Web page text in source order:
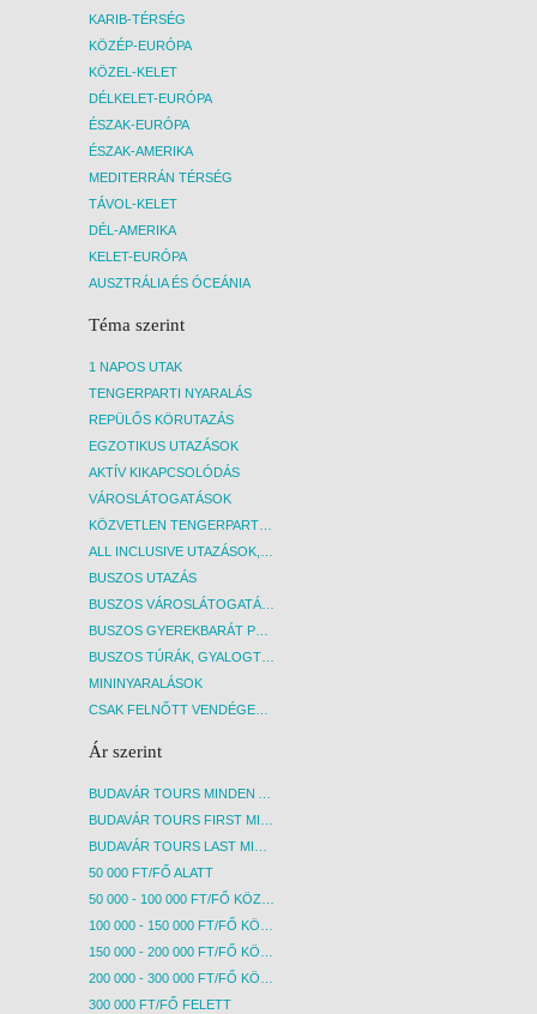
KARIB-TÉRSÉG
KÖZÉP-EURÓPA
KÖZEL-KELET
DÉLKELET-EURÓPA
ÉSZAK-EURÓPA
ÉSZAK-AMERIKA
MEDITERRÁN TÉRSÉG
TÁVOL-KELET
DÉL-AMERIKA
KELET-EURÓPA
AUSZTRÁLIA ÉS ÓCEÁNIA
Téma szerint
1 NAPOS UTAK
TENGERPARTI NYARALÁS
REPÜLŐS KÖRUTAZÁS
EGZOTIKUS UTAZÁSOK
AKTÍV KIKAPCSOLÓDÁS
VÁROSLÁTOGATÁSOK
KÖZVETLEN TENGERPARTI SZÁLLÁSOK
ALL INCLUSIVE UTAZÁSOK, NYARALÁSOK
BUSZOS UTAZÁS
BUSZOS VÁROSLÁTOGATÁSOK
BUSZOS GYEREKBARÁT PROGRAMOK
BUSZOS TÚRÁK, GYALOGTÚRÁK
MININYARALÁSOK
CSAK FELNŐTT VENDÉGEKET FOGADÓ SZÁLLÁSOK
Ár szerint
BUDAVÁR TOURS MINDEN AKCIÓS ÚT
BUDAVÁR TOURS FIRST MINUTE AKCIÓS UTAK
BUDAVÁR TOURS LAST MINUTE AKCIÓS UTAK
50 000 FT/FŐ ALATT
50 000 - 100 000 FT/FŐ KÖZÖTT
100 000 - 150 000 FT/FŐ KÖZÖTT
150 000 - 200 000 FT/FŐ KÖZÖTT
200 000 - 300 000 FT/FŐ KÖZÖTT
300 000 FT/FŐ FELETT